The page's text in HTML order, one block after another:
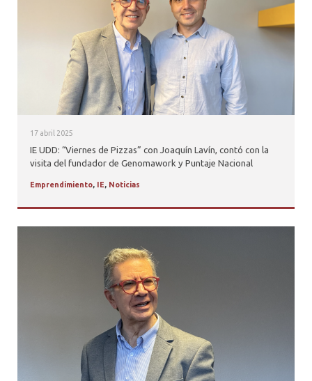
17 abril 2025
IE UDD: “Viernes de Pizzas” con Joaquín Lavín, contó con la
visita del fundador de Genomawork y Puntaje Nacional
Emprendimiento, IE, Noticias